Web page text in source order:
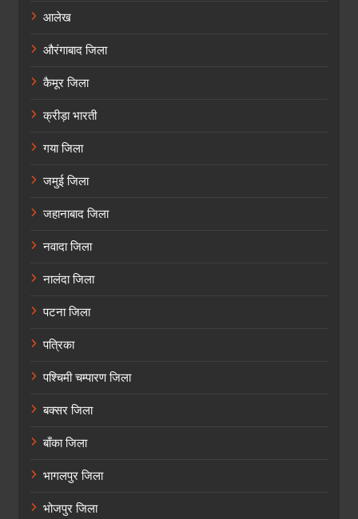
आलेख
औरंगाबाद जिला
कैमूर जिला
क्रीड़ा भारती
गया जिला
जमुई जिला
जहानाबाद जिला
नवादा जिला
नालंदा जिला
पटना जिला
पत्रिका
पश्चिमी चम्पारण जिला
बक्सर जिला
बाँका जिला
भागलपुर जिला
भोजपुर जिला